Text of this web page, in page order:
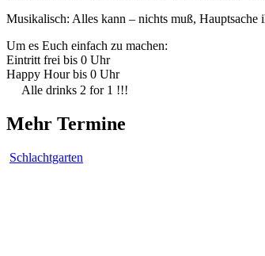
Musikalisch: Alles kann – nichts muß,
Um es Euch einfach zu machen:
Eintritt frei bis 0 Uhr
Happy Hour bis 0 Uhr
Alle drinks 2 for 1 !!!
Mehr Termine
Schlachtgarten